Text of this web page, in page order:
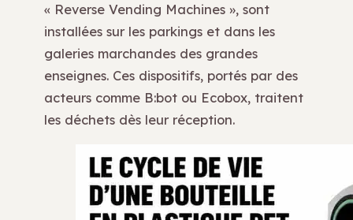
« Reverse Vending Machines », sont
installées sur les parkings et dans les
galeries marchandes des grandes
enseignes. Ces dispositifs, portés par des
acteurs comme B:bot ou Ecobox, traitent
les déchets dès leur réception.